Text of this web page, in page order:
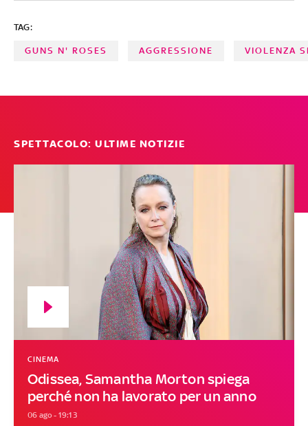
TAG:
GUNS N' ROSES AGGRESSIONE VIOLENZA
SPETTACOLO: ULTIME NOTIZIE
Odissea, Samantha Morton spiega
perché non ha lavorato per un anno
CINEMA
06 ago - 19:13